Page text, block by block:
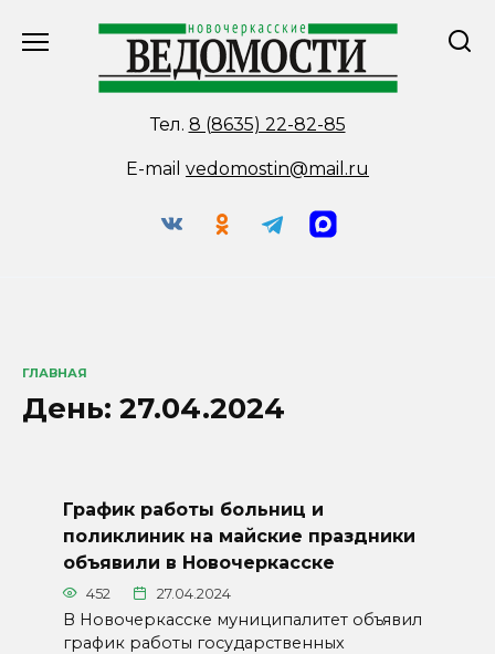
Тел. 8 (8635) 22-82-85
E-mail vedomostin@mail.ru
ГЛАВНАЯ
День: 27.04.2024
График работы больниц и
поликлиник на майские праздники
объявили в Новочеркасске
452 27.04.2024
В Новочеркасске муниципалитет объявил
график работы государственных